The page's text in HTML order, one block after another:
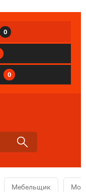
0
0
Мебельщик